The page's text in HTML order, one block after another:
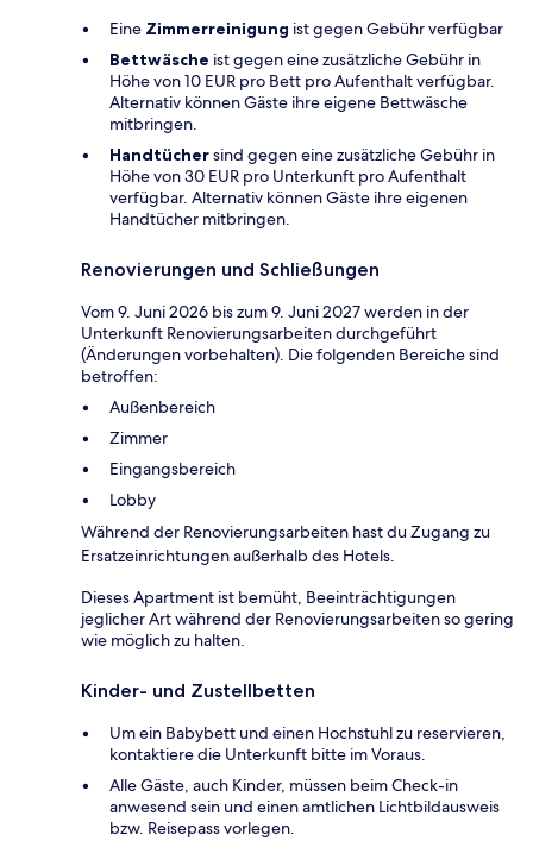
Eine Zimmerreinigung ist gegen Gebühr verfügbar
Bettwäsche ist gegen eine zusätzliche Gebühr in
Höhe von 10 EUR pro Bett pro Aufenthalt verfügbar.
Alternativ können Gäste ihre eigene Bettwäsche
mitbringen.
Handtüchersind gegen eine zusätzliche Gebühr in
Höhe von 30 EUR pro Unterkunft pro Aufenthalt
verfügbar. Alternativ können Gäste ihre eigenen
Handtücher mitbringen.
Renovierungen und Schließungen
Vom 9. Juni 2026 bis zum 9. Juni 2027 werden in der
Unterkunft Renovierungsarbeiten durchgeführt
(Änderungen vorbehalten). Die folgenden Bereiche sind
betroffen:
Außenbereich
Zimmer
Eingangsbereich
Lobby
Während der Renovierungsarbeiten hast du Zugang zu
Ersatzeinrichtungen außerhalb des Hotels.
Dieses Apartment ist bemüht, Beeinträchtigungen
jeglicher Art während der Renovierungsarbeiten so gering
wie möglich zu halten.
Kinder- und Zustellbetten
Um ein Babybett und einen Hochstuhl zu reservieren,
kontaktiere die Unterkunft bitte im Voraus.
Alle Gäste, auch Kinder, müssen beim Check-in
anwesend sein und einen amtlichen Lichtbildausweis
bzw. Reisepass vorlegen.